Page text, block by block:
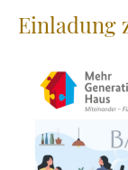
Einladung